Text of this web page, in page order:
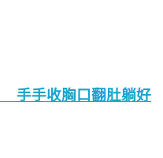
手手收胸口翻肚躺好